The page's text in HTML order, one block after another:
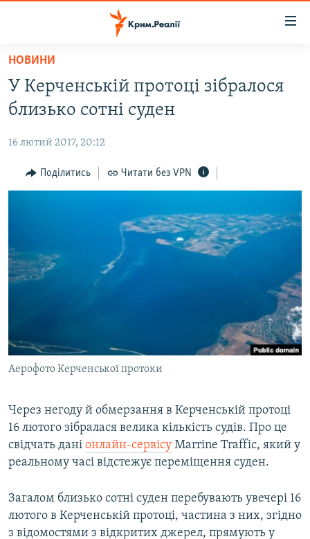
Перейти
основного
матеріалу
до
навігації
Перейти
ВОДА.КРИМ
ПОЛІТИКА
БЛОГИ
ВСЕ ЗА ДЕНЬ
СПЕЦПРОЕКТИ
СВІДЧЕННЯ ОКУПАЦІЇ
УКРАЇНСЬКА ПРОБЛЕМА КРИМУ
Qırımtatar
Усі сайти RFE/RL
НОВИНИ
У Керченській протоці зібралося
близько сотні суден
16 лютий 2017, 20:12
Поділитись Читати без VPN
Аерофото Керченської протоки
Через негоду й обмерзання в Керченській протоці
16 лютого зібралася велика кількість судів. Про це
свідчать дані онлайн-сервісу Marrine Traffic, який у
реальному часі відстежує переміщення суден.
Загалом близько сотні суден перебувають увечері 16
лютого в Керченській протоці, частина з них, згідно
з відомостями з відкритих джерел, прямують у